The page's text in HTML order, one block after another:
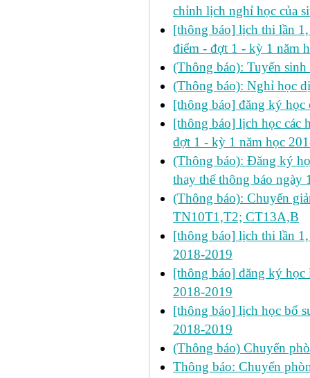
chỉnh lịch nghỉ học của
[thông báo] lịch thi lần
điểm - đợt 1 - kỳ 1 năm
(Thông báo): Tuyển
(Thông báo): Nghỉ học
[thông báo] đăng ký
[thông báo] lịch học các
đợt 1 - kỳ 1 năm học
(Thông báo): Đăng ký
thay thế thông báo ngày
(Thông báo): Chuyển
TN10T1,T2; CT13A,B
[thông báo] lịch thi lần
2018-2019
[thông báo] đăng ký học
2018-2019
[thông báo] lịch học bổ
2018-2019
(Thông báo) Chuyển
Thông báo: Chuyển